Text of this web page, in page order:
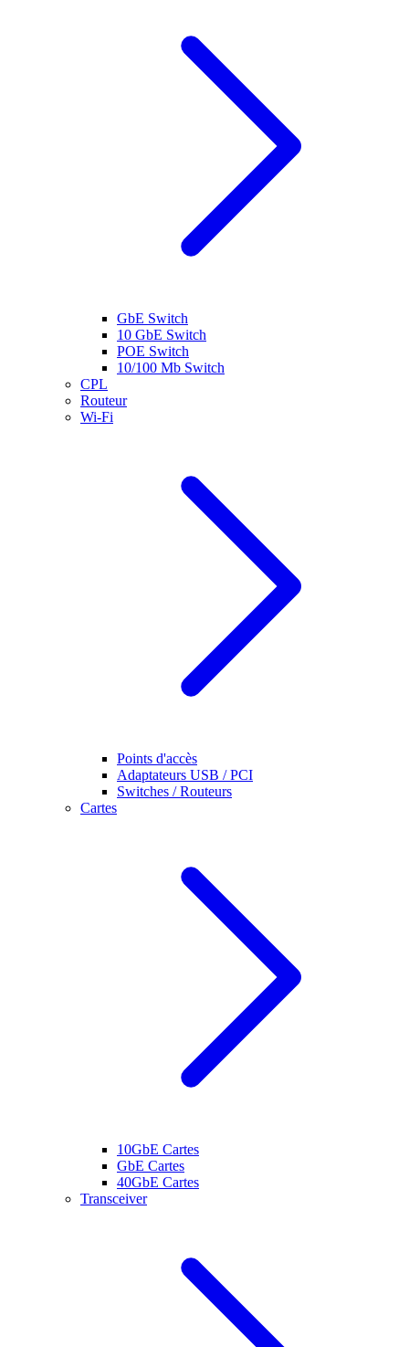
GbE Switch
10 GbE Switch
POE Switch
10/100 Mb Switch
CPL
Routeur
Wi-Fi
Points d'accès
Adaptateurs USB / PCI
Switches / Routeurs
Cartes
10GbE Cartes
GbE Cartes
40GbE Cartes
Transceiver